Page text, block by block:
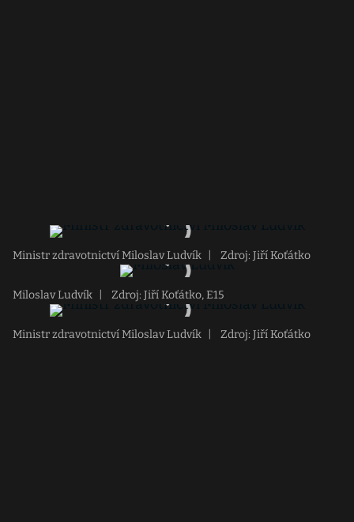
Ministr zdravotnictví Miloslav Ludvík Zdroj: Jiří Koťátko
Miloslav Ludvík Zdroj: Jiří Koťátko, E15
Ministr zdravotnictví Miloslav Ludvík Zdroj: Jiří Koťátko